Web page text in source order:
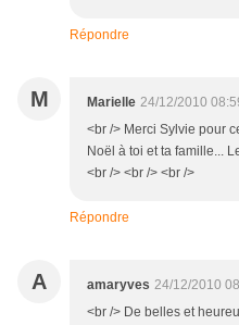
Répondre
M Marielle 24/12/2010
<br /> Merci Sylvie pour
Noël à toi et ta famille...
<br /> <br /> <br />
Répondre
A amaryves 24/12/2010
<br /> De belles et